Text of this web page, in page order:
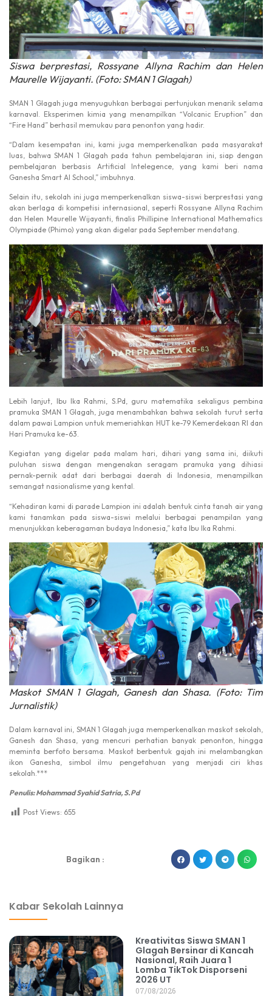
Siswa berprestasi, Rossyane Allyna Rachim dan Helen
Maurelle Wijayanti. (Foto: SMAN 1 Glagah)
SMAN 1 Glagah juga menyuguhkan berbagai pertunjukan menarik selama
karnaval. Eksperimen kimia yang menampilkan “Volcanic Eruption” dan
“Fire Hand” berhasil memukau para penonton yang hadir.
“Dalam kesempatan ini, kami juga memperkenalkan pada masyarakat
luas, bahwa SMAN 1 Glagah pada tahun pembelajaran ini, siap dengan
pembelajaran berbasis Artificial Intelegence, yang kami beri nama
Ganesha Smart AI School,” imbuhnya.
Selain itu, sekolah ini juga memperkenalkan siswa-siswi berprestasi yang
akan berlaga di kompetisi internasional, seperti Rossyane Allyna Rachim
dan Helen Maurelle Wijayanti, finalis Phillipine International Mathematics
Olympiade (Phimo) yang akan digelar pada September mendatang.
Lebih lanjut, Ibu Ika Rahmi, S.Pd, guru matematika sekaligus pembina
pramuka SMAN 1 Glagah, juga menambahkan bahwa sekolah turut serta
dalam pawai Lampion untuk memeriahkan HUT ke-79 Kemerdekaan RI dan
Hari Pramuka ke-63.
Kegiatan yang digelar pada malam hari, dihari yang sama ini, diikuti
puluhan siswa dengan mengenakan seragam pramuka yang dihiasi
pernak-pernik adat dari berbagai daerah di Indonesia, menampilkan
semangat nasionalisme yang kental.
“Kehadiran kami di parade Lampion ini adalah bentuk cinta tanah air yang
kami tanamkan pada siswa-siswi melalui berbagai penampilan yang
menunjukkan keberagaman budaya Indonesia,” kata Ibu Ika Rahmi.
Maskot SMAN 1 Glagah, Ganesh dan Shasa. (Foto: Tim
Jurnalistik)
Dalam karnaval ini, SMAN 1 Glagah juga memperkenalkan maskot sekolah,
Ganesh dan Shasa, yang mencuri perhatian banyak penonton, hingga
meminta berfoto bersama. Maskot berbentuk gajah ini melambangkan
ikon Ganesha, simbol ilmu pengetahuan yang menjadi ciri khas
sekolah.***
Penulis: Mohammad Syahid Satria, S.Pd
Post Views: 655
Bagikan :
Kabar Sekolah Lainnya
Kreativitas Siswa SMAN 1
Glagah Bersinar di Kancah
Nasional, Raih Juara 1
Lomba TikTok Disporseni
2026 UT
07/08/2026